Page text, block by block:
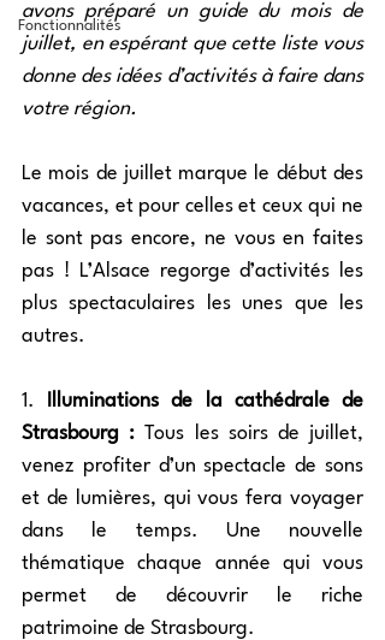
Fonctionnalités
avons préparé un guide du mois de
juillet, en espérant que cette liste vous
donne des idées d’activités à faire dans
votre région.
Le mois de juillet marque le début des
vacances, et pour celles et ceux qui ne
le sont pas encore, ne vous en faites
pas ! L’Alsace regorge d’activités les
plus spectaculaires les unes que les
autres.
1.
Illuminations de la cathédrale de
Strasbourg : Tous les soirs de juillet,
venez profiter d’un spectacle de sons
et de lumières, qui vous fera voyager
dans le temps. Une nouvelle
thématique chaque année qui vous
permet de découvrir le riche
patrimoine de Strasbourg.